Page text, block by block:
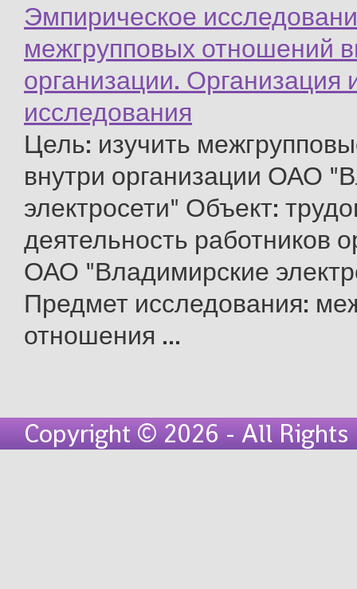
Эмпирическое
межгрупповых отношений
организации. Организация
исследования
Цель: изучить
внутри организации ОАО
электросети" Объект:
деятельность работников
ОАО "Владимирские
Предмет исследования:
отношения ...
Copyright © 2026 - All Rights